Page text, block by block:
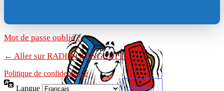
Mot de passe oublié ?
← Aller sur RADIO GUINGUETTE
Politique de confidentialité
Langue